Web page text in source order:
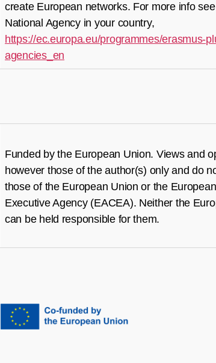
create European networks. For more info
National Agency in your country,
https://ec.europa.eu/programmes/erasmus-
agencies_en
Funded by the European Union. Views and
however those of the author(s) only and do
those of the European Union or the
Executive Agency (EACEA). Neither the
can be held responsible for them.